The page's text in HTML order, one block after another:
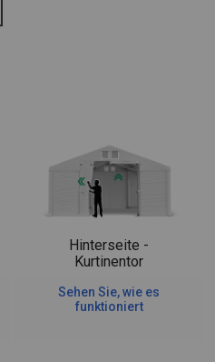
Hinterseite -
Kurtinentor
Sehen Sie, wie es
funktioniert